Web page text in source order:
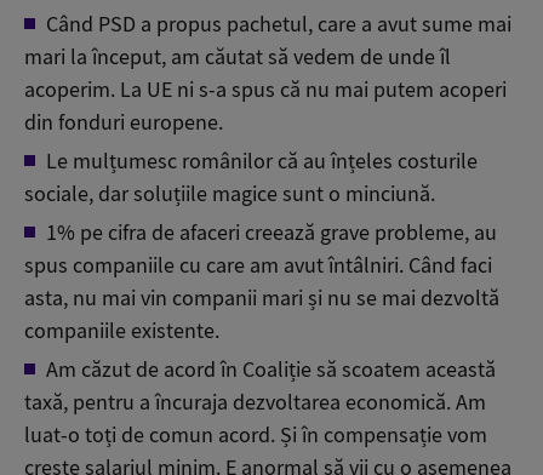
Când PSD a propus pachetul, care a avut sume mai
mari la început, am căutat să vedem de unde îl
acoperim. La UE ni s-a spus că nu mai putem acoperi
din fonduri europene.
Le mulțumesc românilor că au înțeles costurile
sociale, dar soluțiile magice sunt o minciună.
1% pe cifra de afaceri creează grave probleme, au
spus companiile cu care am avut întâlniri. Când faci
asta, nu mai vin companii mari și nu se mai dezvoltă
companiile existente.
Am căzut de acord în Coaliție să scoatem această
taxă, pentru a încuraja dezvoltarea economică. Am
luat-o toți de comun acord. Și în compensație vom
crește salariul minim. E anormal să vii cu o asemenea